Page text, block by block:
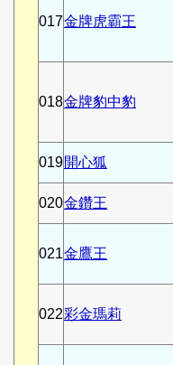
017金牌虎霸王
018金牌豹中豹
019開心狐
020金鑽王
021金鷹王
022彩金瑪莉